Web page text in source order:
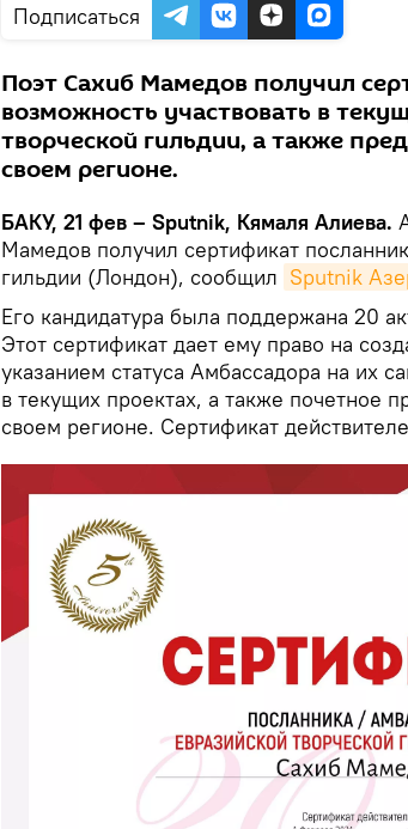
Подписаться
Поэт Сахиб Мамедов получил
возможность участвовать в
творческой гильдии, а также
своем регионе.
БАКУ, 21 фев – Sputnik, Кямаля Алиева.
Мамедов получил сертификат
гильдии (Лондон), сообщил Sputnik
Его кандидатура была поддержана 20
Этот сертификат дает ему право на
указанием статуса Амбассадора на их
в текущих проектах, а также почетное
своем регионе. Сертификат